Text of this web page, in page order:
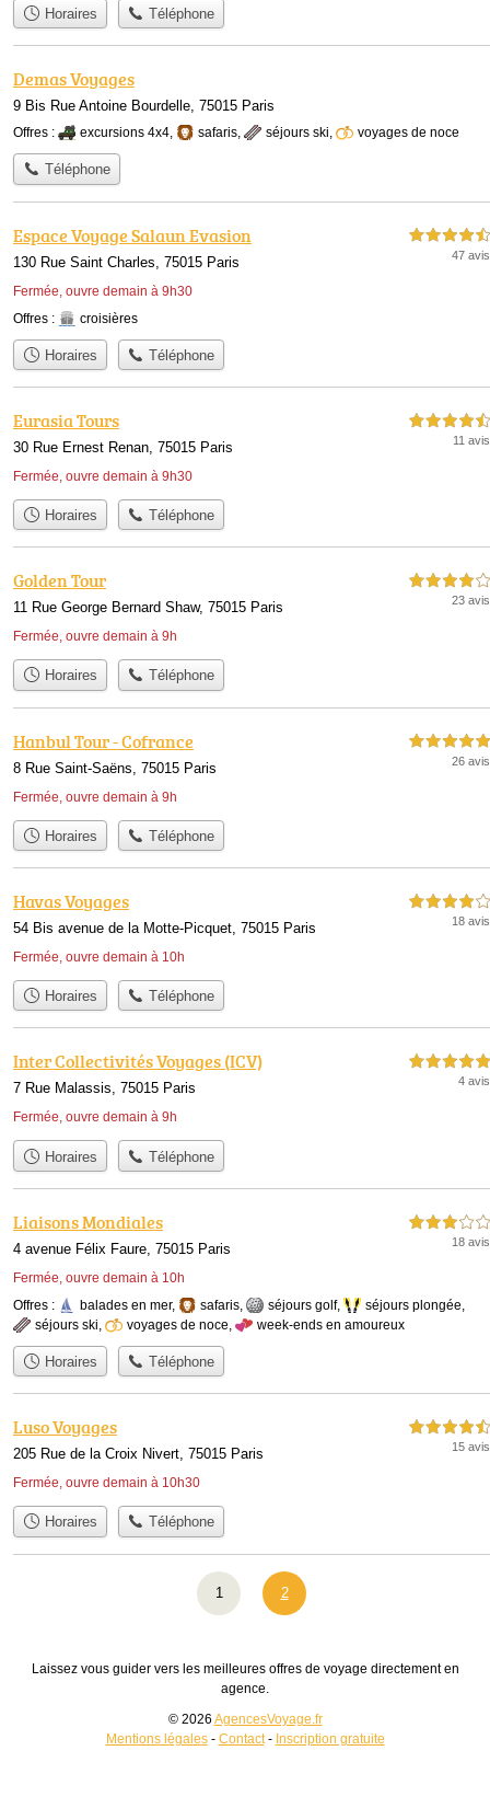
Horaires Téléphone
Demas Voyages
9 Bis Rue Antoine Bourdelle, 75015 Paris
Offres : excursions 4x4, safaris, séjours ski, voyages de noce
Téléphone
Espace Voyage Salaun Evasion
130 Rue Saint Charles, 75015 Paris
Fermée, ouvre demain à 9h30
4,5 étoiles sur 5
47 avis
Offres : croisières
Horaires Téléphone
Eurasia Tours
30 Rue Ernest Renan, 75015 Paris
Fermée, ouvre demain à 9h30
4,5 étoiles sur 5
11 avis
Horaires Téléphone
Golden Tour
11 Rue George Bernard Shaw, 75015 Paris
Fermée, ouvre demain à 9h
4,0 étoiles sur 5
23 avis
Horaires Téléphone
Hanbul Tour - Cofrance
8 Rue Saint-Saëns, 75015 Paris
Fermée, ouvre demain à 9h
5,0 étoiles sur 5
26 avis
Horaires Téléphone
Havas Voyages
54 Bis avenue de la Motte-Picquet, 75015 Paris
Fermée, ouvre demain à 10h
4,0 étoiles sur 5
18 avis
Horaires Téléphone
Inter Collectivités Voyages (ICV)
7 Rue Malassis, 75015 Paris
Fermée, ouvre demain à 9h
5,0 étoiles sur 5
4 avis
Horaires Téléphone
Liaisons Mondiales
4 avenue Félix Faure, 75015 Paris
Fermée, ouvre demain à 10h
3,0 étoiles sur 5
18 avis
Offres : balades en mer, safaris séjours golf, séjours plongée
séjours ski
voyages de noce week-ends en amoureux
Horaires Téléphone
Luso Voyages
205 Rue de la Croix Nivert, 75015 Paris
Fermée, ouvre demain à 10h30
4,5 étoiles sur 5
15 avis
Horaires Téléphone
1 2
Laissez vous guider vers les meilleures offres de voyage directement en
agence.
© 2026 AgencesVoyage.fr
Mentions légales- Contact- Inscription gratuite